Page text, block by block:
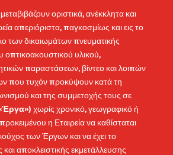
οριστικά, ανέκκλητα και
απεριόριστα, παγκοσμίως και εις το
των δικαιωμάτων πνευματικής
οπτικοακουστικού υλικού,
παραστάσεων, βίντεο και λοιπών
που τυχόν προκύψουν κατά τη
και της συμμετοχής τους σε
Έργα») χωρίς χρονικό, γεωγραφικό ή
η Εταιρεία να καθίσταται
των Έργων και να έχει το
αποκλειστικής εκμετάλλευσης